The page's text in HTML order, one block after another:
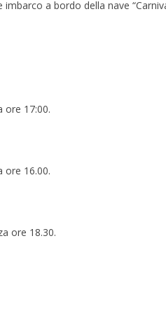
a bordo della nave
ore 17:00.
ore 16.00.
ore 18.30.